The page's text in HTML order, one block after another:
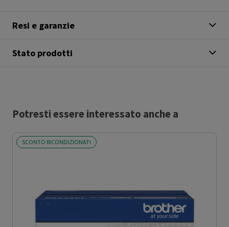
Resi e garanzie
Stato prodotti
Potresti essere interessato anche a
SCONTO RICONDIZIONATI